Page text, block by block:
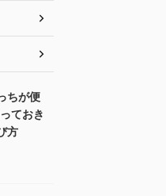
ちが便
ておき
方